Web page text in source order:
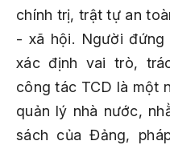
chính trị, trật tự an
- xã hội. Người đứng
xác định vai trò,
công tác TCD là một
quản lý nhà nước,
sách của Đảng,